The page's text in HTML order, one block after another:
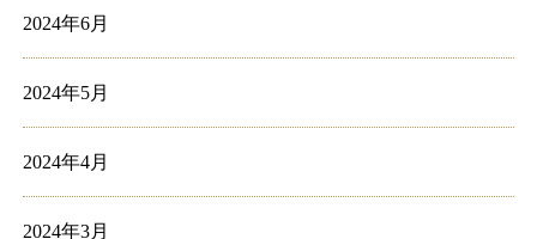
2024年6月
2024年5月
2024年4月
2024年3月